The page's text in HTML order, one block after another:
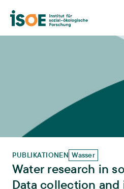
PUBLIKATIONEN Wasser
Water research in
Data collection